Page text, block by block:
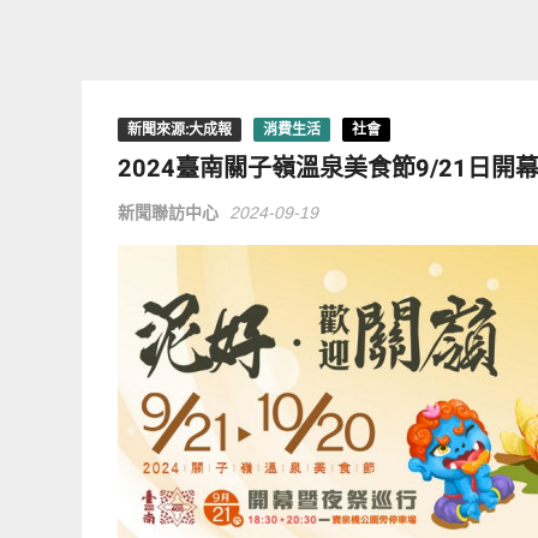
新聞來源:大成報 消費生活 社會
2024臺南關子嶺溫泉美食節9/21日開
新聞聯訪中心 2024-09-19